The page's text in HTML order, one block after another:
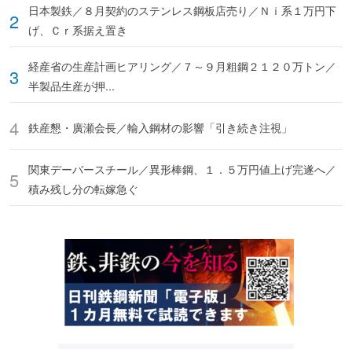
日本製鉄／８月契約のステンレス鋼板店売り／Ｎｉ系１万円下
げ、Ｃｒ系据え置き
経産省の生産計画ヒアリング／７～９月粗鋼２１２０万トン／
半製品生産が押...
鉄産懇・廣瀬会長／輸入鋼材の影響「引き続き注視」
関東デーバースチール／異形棒鋼、１．５万円値上げ完遂へ／
積み残し分の転嫁急ぐ